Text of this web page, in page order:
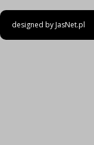
designed byJasNet.pl